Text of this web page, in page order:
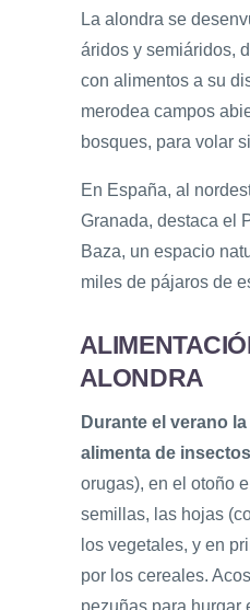
La alondra se
áridos y semiáridos,
con alimentos a su
merodea campos
bosques, para volar
En España, al
Granada, destaca el
Baza, un espacio
miles de pájaros de
ALONDRA
Durante el verano
alimenta de insectos
orugas), en el otoño
semillas, las hojas
los vegetales, y en
por los cereales.
pezuñas para hurgar